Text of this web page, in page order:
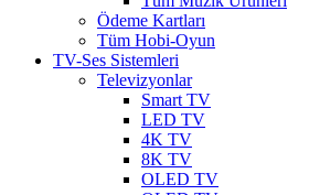
Ödeme Kartları
Tüm Hobi-Oyun
TV-Ses Sistemleri
Televizyonlar
Smart TV
LED TV
4K TV
8K TV
OLED TV